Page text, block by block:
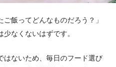
ご飯ってどんなものだろう？」
なくないはずです。
はないため、毎日のフード選び